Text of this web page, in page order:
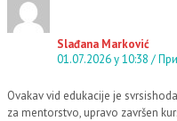
Slađana Marković
01.07.2026 у 10:38
Ovakav vid edukacije je
za mentorstvo, upravo završen